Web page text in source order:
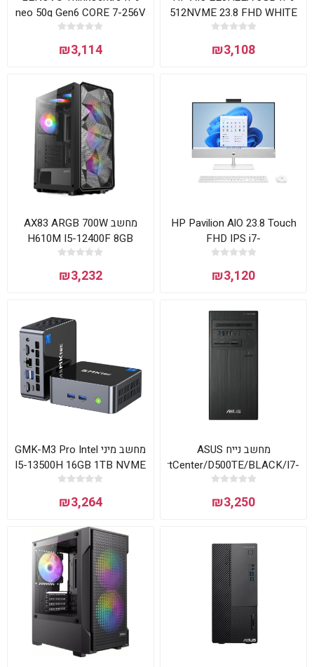
512NVME 23.8 FHD WHITE
₪3,108
neo 50q Gen6 CORE 7-256V
16GB 512NVME DOS
₪3,114
HP Pavilion AlO 23.8 Touch
FHD IPS i7-
12700T/16GB(2x8GB)/1T
SSD/RTX3050
4GB/WIN11PLUS/WHITE/3Y
₪3,120
מחשב AX83 ARGB 700W
H610M I5-12400F 8GB
500GB NVMME RTX3050
₪3,232
מחשב נייח ASUS
ExpertCenter/D500TE/BLACK/I7-
13700/16GB/512GB PCIE
G4 SSD/Intel®
Graphics/FD/3Y OS
₪3,250
מחשב מיני GMK-M3 Pro Intel
I5-13500H 16GB 1TB NVME
WIN11 Pro
₪3,264